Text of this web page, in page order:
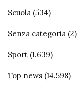
Scuola (534)
Senza categoria (2)
Sport (1.639)
Top news (14.598)